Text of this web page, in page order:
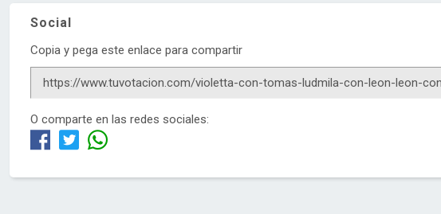
Social
Copia y pega este enlace para compartir
O comparte en las redes sociales: